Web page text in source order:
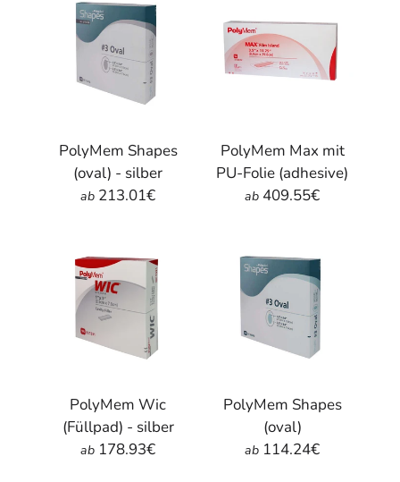
PolyMem Shapes
(oval) - silber
ab 213.01€
PolyMem Max mit
PU-Folie (adhesive)
ab 409.55€
PolyMem Wic
(Füllpad) - silber
ab 178.93€
PolyMem Shapes
(oval)
ab 114.24€